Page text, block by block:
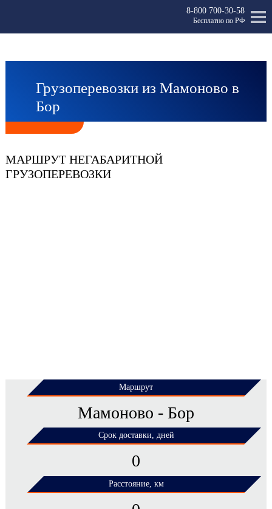
8-800 700-30-58
Бесплатно по РФ
Грузоперевозки из Мамоново в
Бор
МАРШРУТ НЕГАБАРИТНОЙ
ГРУЗОПЕРЕВОЗКИ
Маршрут
Мамоново - Бор
Срок доставки, дней
0
Расстояние, км